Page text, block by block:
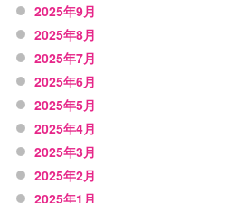
2025年9月
2025年8月
2025年7月
2025年6月
2025年5月
2025年4月
2025年3月
2025年2月
2025年1月